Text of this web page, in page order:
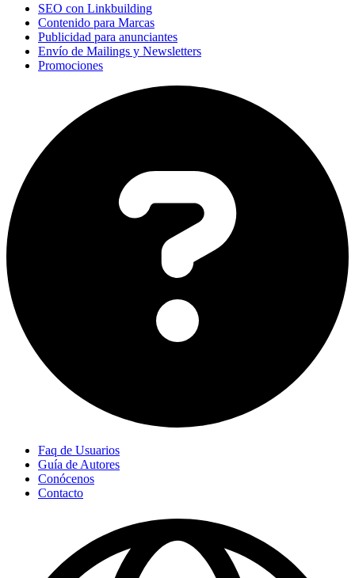
SEO con Linkbuilding
Contenido para Marcas
Publicidad para anunciantes
Envío de Mailings y Newsletters
Promociones
Faq de Usuarios
Guía de Autores
Conócenos
Contacto